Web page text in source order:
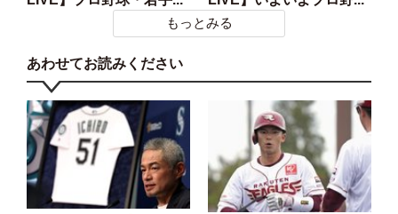
もっとみる
あわせてお読みください